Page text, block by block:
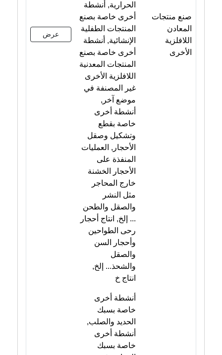
صنع منتجات
المعادن
اللافلزية
الأخرى
الحرارية, أنشطة
أخرى خاصة بصنع
المنتجات الطفلية
الإنشائية, أنشطة
أخرى خاصة بصنع
المنتجات المعدنية
اللافلزية الأخرى
غير المصنفة في
موضع آخر,
أنشطة أخرى
خاصة بقطع
وتشكيل وصقل
الأحجار, العمليات
المنفذة على
الأحجار الخشنة
خارج المحاجر
مثل النشر
والصقل والطحن
... إلخ, انتاج أحجار
رحى الطواحين
وأحجار السن
والصقل
والشحذ... إلخ,
انتاج خ
عرض
أنشطة أخرى
خاصة بسبك
الحديد والصلب,
أنشطة أخرى
خاصة بسبك